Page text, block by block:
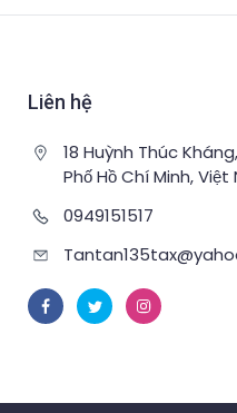
Liên hệ
18 Huỳnh Thúc
Phố Hồ Chí Minh, Việt
0949151517